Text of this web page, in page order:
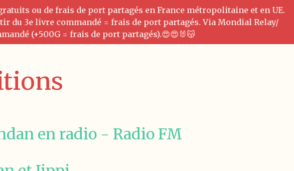
ou de frais de port partagés en France métropolitaine et en UE.
du 3e livre commandé = frais de port partagés. Via Mondial Relay/
(+500G = frais de port partagés).😍😍🐰😽
en radio - Radio FM